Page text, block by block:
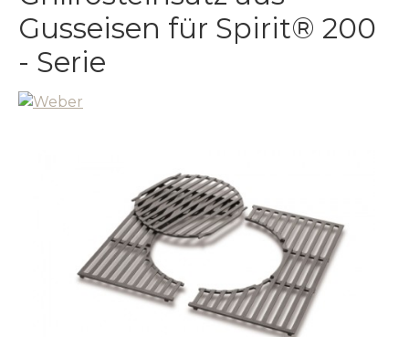
Gusseisen für Spirit® 200
- Serie